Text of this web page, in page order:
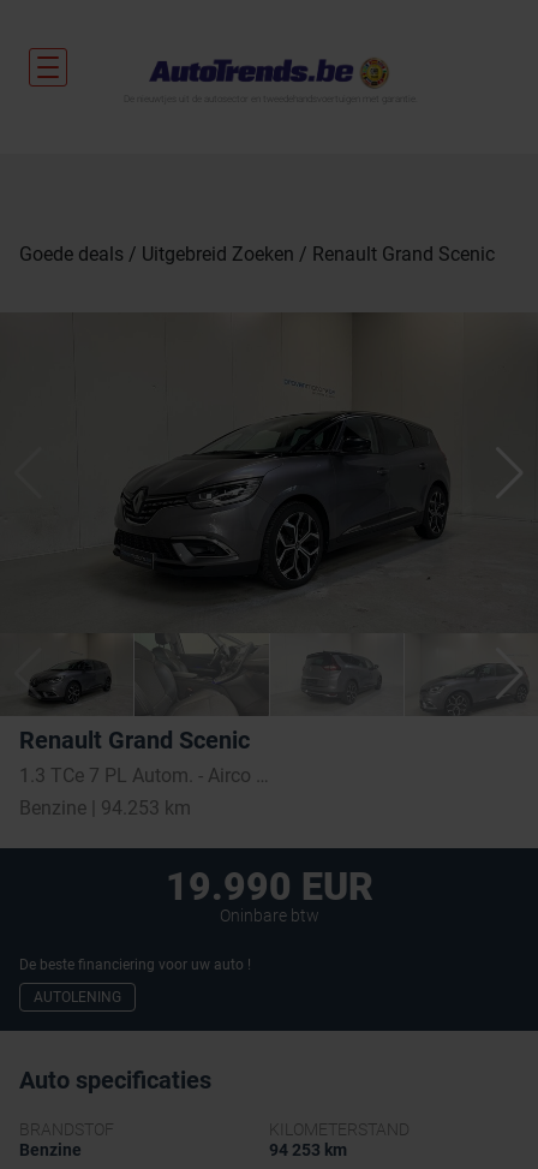
Goede deals Uitgebreid Zoeken Renault Grand Scenic
Renault Grand Scenic
Benzine | 94.253 km
19.990 EUR
Oninbare btw
De beste financiering voor uw auto !
AUTOLENING
Auto specificaties
BRANDSTOF
Benzine
KILOMETERSTAND
94 253 km